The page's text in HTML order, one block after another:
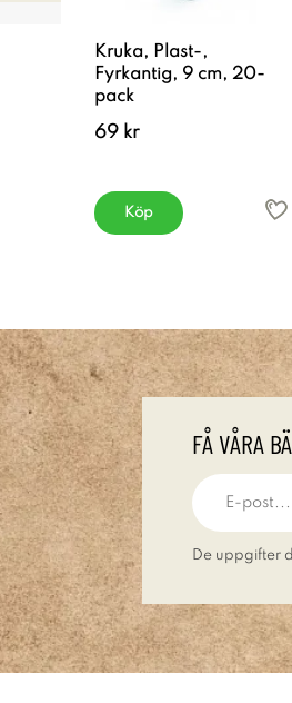
Kruka, Plast-,
Fyrkantig, 9 cm, 20-
pack
69 kr
Köp
FÅ VÅRA
De uppgifter